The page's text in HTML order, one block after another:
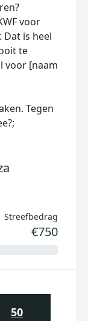
voor
Dat is heel
te
voor [naam
Tegen
Streefbedrag
€750
50